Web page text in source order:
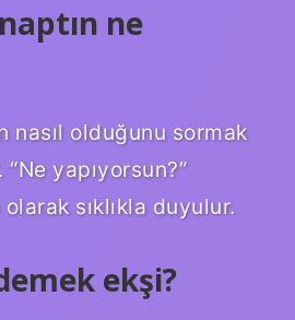
ne
nasıl olduğunu sormak
yapıyorsun?”
sıklıkla duyulur.
ekşi?